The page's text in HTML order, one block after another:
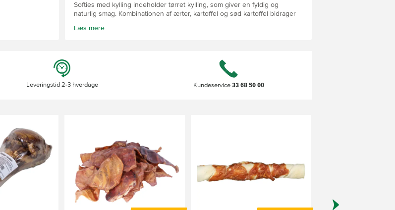
Softies med kylling indeholder tørret kylling, som giver en fyldig og
naturlig smag. Kombinationen af ærter, kartoffel og sød kartoffel bidrager
smageligheden. Godbidderne fungerer som tilskudsfoder og bør gives
Danmark under høje kvalitetskrav, hvilket sikrer en ensartet og pålidelig
Vælg Softies med kylling, hvis du vil give din hund en blød, velsmagende
Læs mere
Leveringstid 2-3 hverdage Kundeservice33 68 50 00